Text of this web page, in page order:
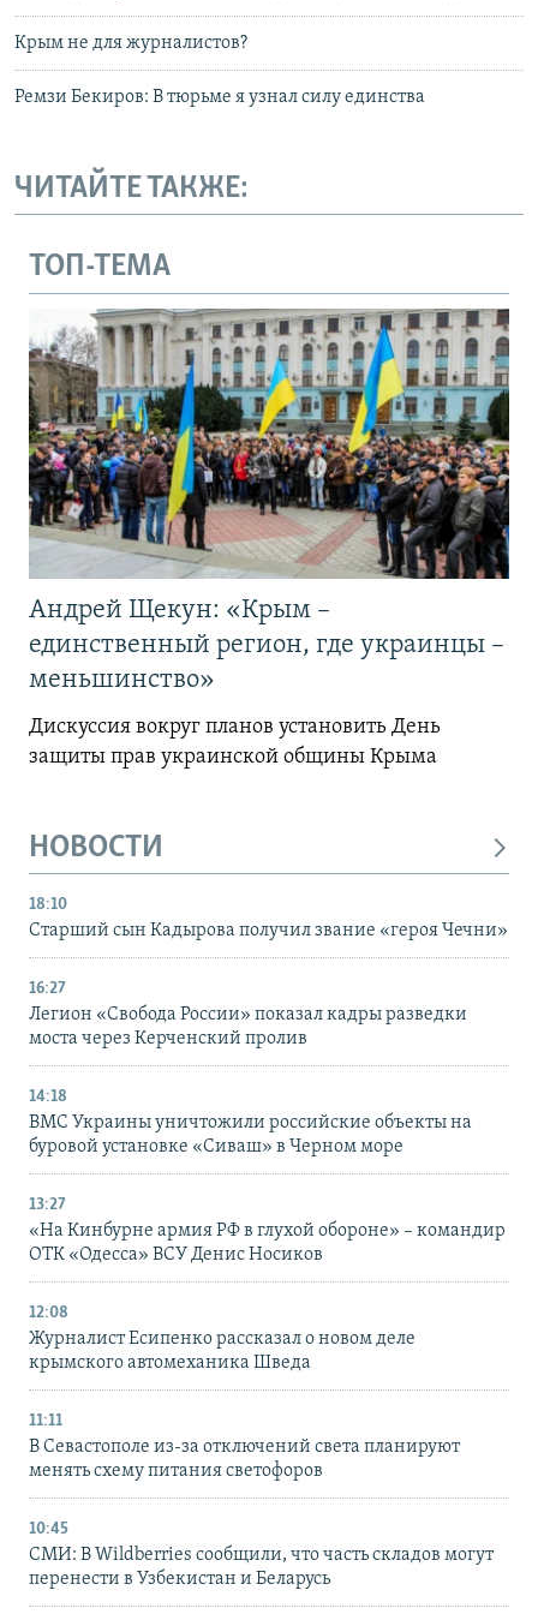
Крым не для журналистов?
Ремзи Бекиров: В тюрьме я узнал силу единства
ЧИТАЙТЕ ТАКЖЕ:
ТОП-ТЕМА
Андрей Щекун: «Крым –
единственный регион, где украинцы –
меньшинство»
Дискуссия вокруг планов установить День
защиты прав украинской общины Крыма
НОВОСТИ
18:10
Старший сын Кадырова получил звание «героя Чечни»
16:27
Легион «Свобода России» показал кадры разведки
моста через Керченский пролив
14:18
ВМС Украины уничтожили российские объекты на
буровой установке «Сиваш» в Черном море
13:27
«На Кинбурне армия РФ в глухой обороне» – командир
ОТК «Одесса» ВСУ Денис Носиков
12:08
Журналист Есипенко рассказал о новом деле
крымского автомеханика Шведа
11:11
В Севастополе из-за отключений света планируют
менять схему питания светофоров
10:45
СМИ: В Wildberries сообщили, что часть складов могут
перенести в Узбекистан и Беларусь